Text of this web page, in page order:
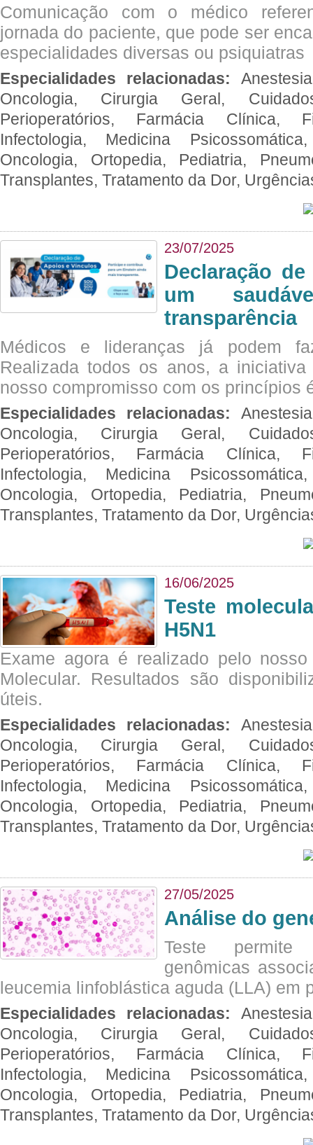
Comunicação com o médico
jornada do paciente, que pode ser
especialidades diversas ou psiquiatras
Especialidades relacionadas:
Oncologia, Cirurgia Geral,
Perioperatórios, Farmácia Clínica,
Infectologia, Medicina
Oncologia, Ortopedia, Pediatria,
Transplantes, Tratamento da Dor,
23/07/2025
Declaração
um
transparência
Médicos e lideranças já podem
Realizada todos os anos, a
nosso compromisso com os princípios
Especialidades relacionadas:
Oncologia, Cirurgia Geral,
Perioperatórios, Farmácia Clínica,
Infectologia, Medicina
Oncologia, Ortopedia, Pediatria,
Transplantes, Tratamento da Dor,
16/06/2025
Teste
H5N1
Exame agora é realizado pelo
Molecular. Resultados são
úteis.
Especialidades relacionadas:
Oncologia, Cirurgia Geral,
Perioperatórios, Farmácia Clínica,
Infectologia, Medicina
Oncologia, Ortopedia, Pediatria,
Transplantes, Tratamento da Dor,
27/05/2025
Análise do
Teste permite
genômicas
leucemia linfoblástica aguda (LLA) em
Especialidades relacionadas:
Oncologia, Cirurgia Geral,
Perioperatórios, Farmácia Clínica,
Infectologia, Medicina
Oncologia, Ortopedia, Pediatria,
Transplantes, Tratamento da Dor,